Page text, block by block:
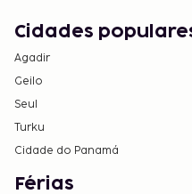
Cidades
Agadir
Geilo
Seul
Turku
Cidade do Panamá
Férias